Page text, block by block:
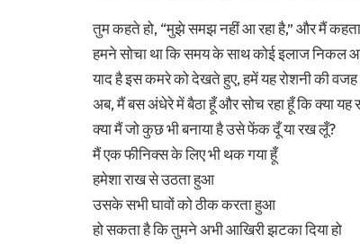
तुम कहते हो, “मुझे समझ नहीं आ रहा है,” और मैं
हमने सोचा था कि समय के साथ कोई इलाज निकल
याद है इस कमरे को देखते हुए, हमें यह रोशनी की
अब, मैं बस अंधेरे में बैठा हूँ और सोच रहा हूँ कि क्या
क्या मैं जो कुछ भी बनाया है उसे फेंक दूँ या रख लूँ?
मैं एक फीनिक्स के लिए भी थक गया हूँ
हमेशा राख से उठता हुआ
उसके सभी घावों को ठीक करता हुआ
हो सकता है कि तुमने अभी आखिरी झटका दिया हो